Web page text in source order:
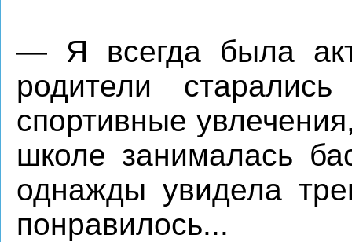
— Я всегда была
родители
спортивные
школе занималась
однажды увидела
понравилось...